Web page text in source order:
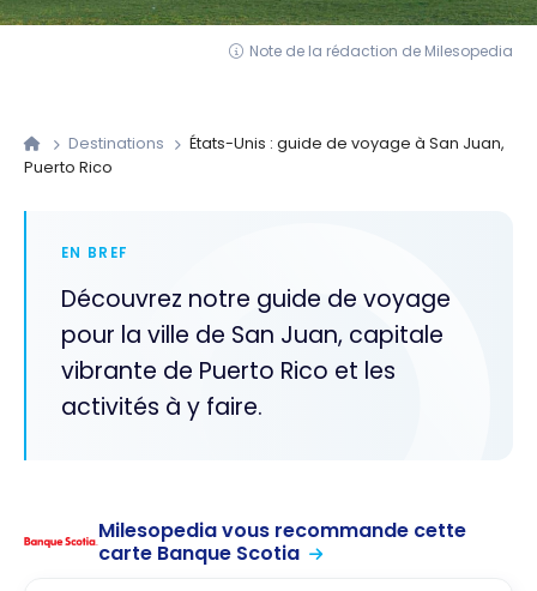
Note de la rédaction de Milesopedia
Destinations
États-Unis : guide de voyage à San Juan,
Puerto Rico
EN BREF
Découvrez notre guide de voyage
pour la ville de San Juan, capitale
vibrante de Puerto Rico et les
activités à y faire.
Milesopedia vous recommande cette
carte Banque Scotia